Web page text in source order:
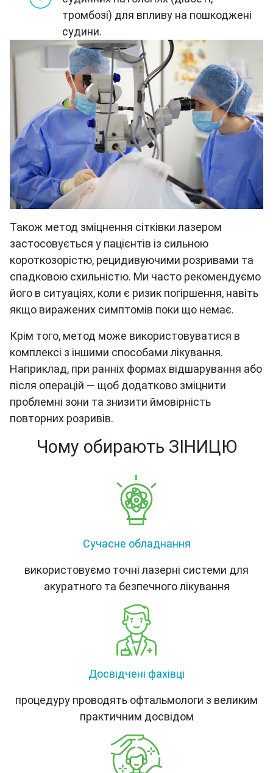
тромбозі) для впливу на пошкоджені
судини.
Також метод зміцнення сітківки лазером
застосовується у пацієнтів із сильною
короткозорістю, рецидивуючими розривами та
спадковою схильністю. Ми часто рекомендуємо
його в ситуаціях, коли є ризик погіршення, навіть
якщо виражених симптомів поки що немає.
Крім того, метод може використовуватися в
комплексі з іншими способами лікування.
Наприклад, при ранніх формах відшарування або
після операцій — щоб додатково зміцнити
проблемні зони та знизити ймовірність
повторних розривів.
Чому обирають ЗІНИЦЮ
Сучасне обладнання
використовуємо точні лазерні системи для
акуратного та безпечного лікування
Досвідчені фахівці
процедуру проводять офтальмологи з великим
практичним досвідом